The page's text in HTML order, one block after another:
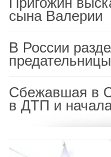
сына Валерии
В России
Сбежавшая в
в ДТП и